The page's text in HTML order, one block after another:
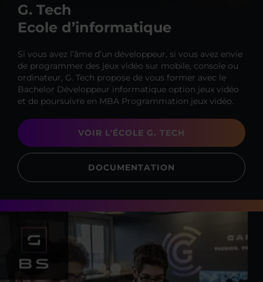
G. Tech
Ecole d’informatique
Si vous avez l’âme d’un développeur, si vous avez envie
de programmer des jeux vidéo sur mobile, console ou
ordinateur, G. Tech propose de vous former avec le
Bachelor Développeur informatique option jeux vidéo
et de poursuivre en MBA Programmation jeux vidéo.
VOIR L'ÉCOLE G. TECH
DOCUMENTATION